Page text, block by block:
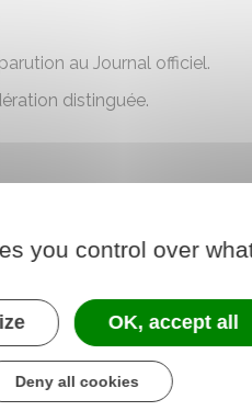
au Journal officiel.
distinguée.
you control over
OK, accept all
Deny all cookies